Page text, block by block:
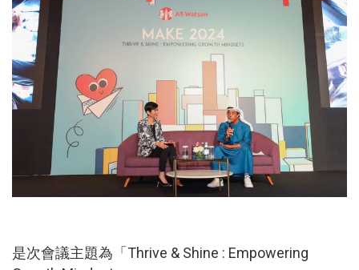
是次會議主題為「Thrive & Shine : Empowering